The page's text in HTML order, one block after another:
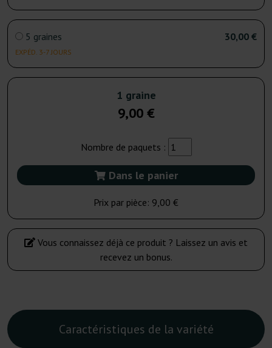
5 graines
EXPÉD. 3-7 JOURS
30,00 €
1 graine
9,00 €
Nombre de paquets :
Dans le panier
Prix par pièce: 9,00 €
Vous connaissez déjà ce produit ? Laissez un avis et
recevez un bonus.
Caractéristiques de la variété